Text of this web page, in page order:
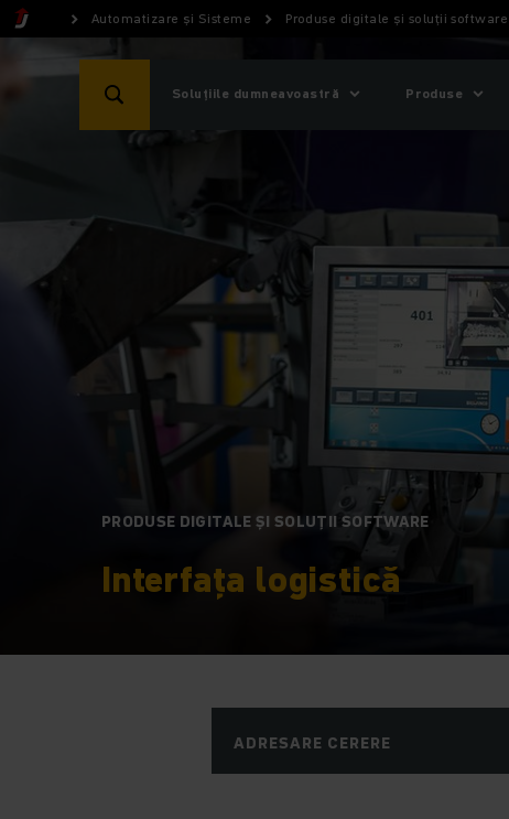
Automatizare și Sisteme Produse digitale și soluții software
Soluțiile dumneavoastră Produse
PRODUSE DIGITALE ȘI SOLUȚII SOFTWARE
Interfața logistică
ADRESARE CERERE